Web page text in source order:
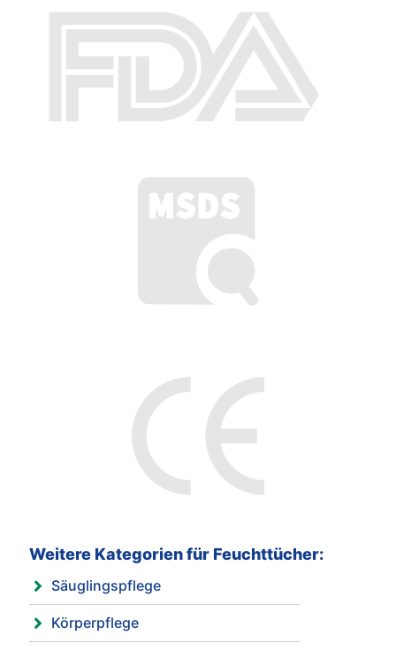
Weitere Kategorien für Feuchttücher:
Säuglingspflege
Körperpflege